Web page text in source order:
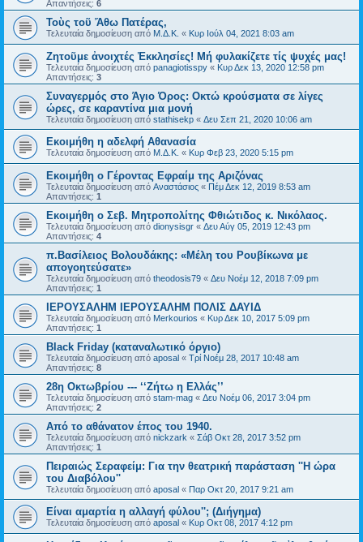
Απαντήσεις: 6
Τοὺς τοῦ Ἄθω Πατέρας,
Τελευταία δημοσίευση από Μ.Δ.Κ. « Κυρ Ιούλ 04, 2021 8:03 am
Ζητοῦμε ἀνοιχτές Ἐκκλησίες! Μή φυλακίζετε τίς ψυχές μας!
Τελευταία δημοσίευση από panagiotisspy « Κυρ Δεκ 13, 2020 12:58 pm
Απαντήσεις: 3
Συναγερμός στο Άγιο Όρος: Οκτώ κρούσματα σε λίγες
ώρες, σε καραντίνα μια μονή
Τελευταία δημοσίευση από stathisekp « Δευ Σεπ 21, 2020 10:06 am
Εκοιμήθη η αδελφή Αθανασία
Τελευταία δημοσίευση από Μ.Δ.Κ. « Κυρ Φεβ 23, 2020 5:15 pm
Εκοιμήθη ο Γέροντας Εφραίμ της Αριζόνας
Τελευταία δημοσίευση από Αναστάσιος « Πέμ Δεκ 12, 2019 8:53 am
Απαντήσεις: 1
Εκοιμήθη ο Σεβ. Μητροπολίτης Φθιώτιδος κ. Νικόλαος.
Τελευταία δημοσίευση από dionysisgr « Δευ Αύγ 05, 2019 12:43 pm
Απαντήσεις: 4
π.Βασίλειος Βολουδάκης: «Μέλη του Ρουβίκωνα με
απογοητεύσατε»
Τελευταία δημοσίευση από theodosis79 « Δευ Νοέμ 12, 2018 7:09 pm
Απαντήσεις: 1
ΙΕΡΟΥΣΑΛΗΜ ΙΕΡΟΥΣΑΛΗΜ ΠΟΛΙΣ ΔΑΥΙΔ
Τελευταία δημοσίευση από Merkourios « Κυρ Δεκ 10, 2017 5:09 pm
Απαντήσεις: 1
Black Friday (καταναλωτικό όργιο)
Τελευταία δημοσίευση από aposal « Τρί Νοέμ 28, 2017 10:48 am
Απαντήσεις: 8
28η Οκτωβρίου --- ‘‘Ζήτω η Ελλάς’’
Τελευταία δημοσίευση από stam-mag « Δευ Νοέμ 06, 2017 3:04 pm
Απαντήσεις: 2
Από το αθάνατον έπος του 1940.
Τελευταία δημοσίευση από nickzark « Σάβ Οκτ 28, 2017 3:52 pm
Απαντήσεις: 1
Πειραιώς Σεραφείμ: Για την θεατρική παράσταση ''Η ώρα
του Διαβόλου''
Τελευταία δημοσίευση από aposal « Παρ Οκτ 20, 2017 9:21 am
Είναι αμαρτία η αλλαγή φύλου''; (Διήγημα)
Τελευταία δημοσίευση από aposal « Κυρ Οκτ 08, 2017 4:12 pm